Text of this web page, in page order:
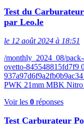
Test du
par Leo.le
le 12 août 2024 à 18:51
/monthly_2024_08/
ovetto-845548815fd7f9
PWK 21mm MBK Nitro
Voir les 0 réponses
Test Carburateur